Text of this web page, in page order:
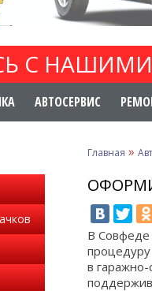
С
АВТОСЕРВИС
Главная »
В Совфеде
в